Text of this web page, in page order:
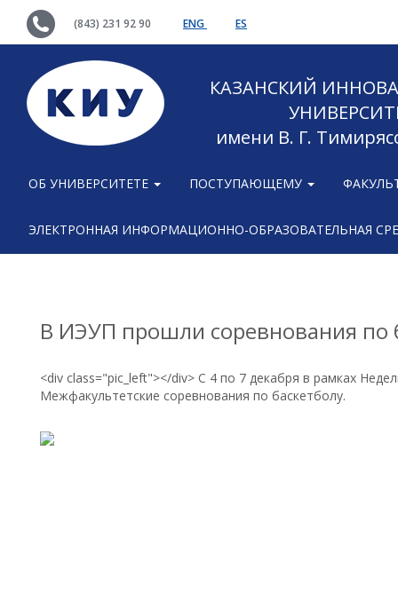
(843) 231 92 90 ENG ES
КАЗАНСКИЙ
имени В. Г.
ОБ УНИВЕРСИТЕТЕ ПОСТУПАЮЩЕМУ
ЭЛЕКТРОННАЯ ИНФОРМАЦИОННО-ОБРАЗОВАТЕЛЬНАЯ
В ИЭУП прошли соревнования по
<div class="pic_left"></div> С 4 по 7 декабря в рамках
Межфакультетские соревнования по баскетболу.